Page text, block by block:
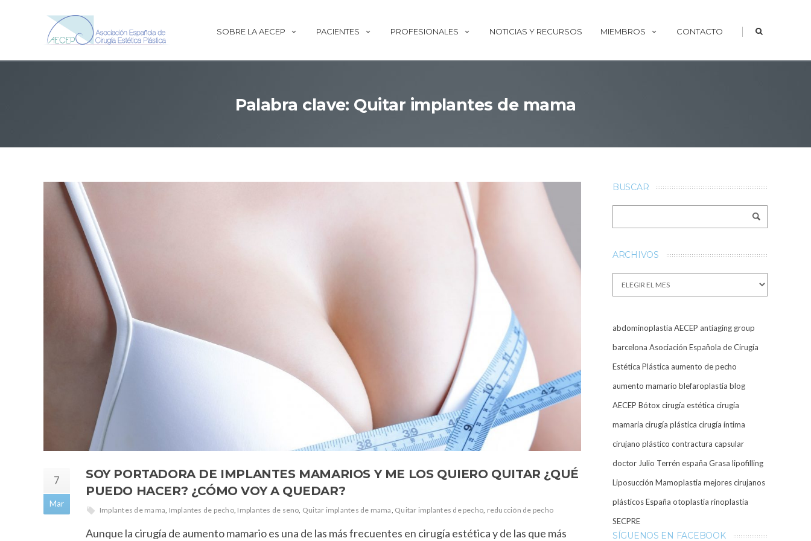
SOBRE LA AECEP PACIENTES PROFESIONALES NOTICIAS Y RECURSOS MIEMBROS CONTACTO |
Palabra clave: Quitar implantes de mama
7
Mar
SOY PORTADORA DE IMPLANTES MAMARIOS Y ME LOS QUIERO QUITAR ¿QUÉ
PUEDO HACER? ¿CÓMO VOY A QUEDAR?
Implantes de mama Implantes de pecho, Implantes de seno Quitar implantes de mama Quitar implantes de pecho reducción de pecho
Aunque la cirugía de aumento mamario es una de las más frecuentes en cirugía estética y de las que más
BUSCAR
ARCHIVOS
Archivos
abdominoplastia AECEP antiaging group
barcelona Asociación Española de Cirugía
Estética Plástica aumento de pecho
aumento mamario blefaroplastia blog
AECEP Bótox cirugía estética cirugía
mamaria cirugía plástica cirugía íntima
cirujano plástico contractura capsular
doctor Julio Terrén españa Grasa lipofilling
Liposucción Mamoplastia mejores cirujanos
plásticos España otoplastia rinoplastia
SECPRE
SÍGUENOS EN FACEBOOK